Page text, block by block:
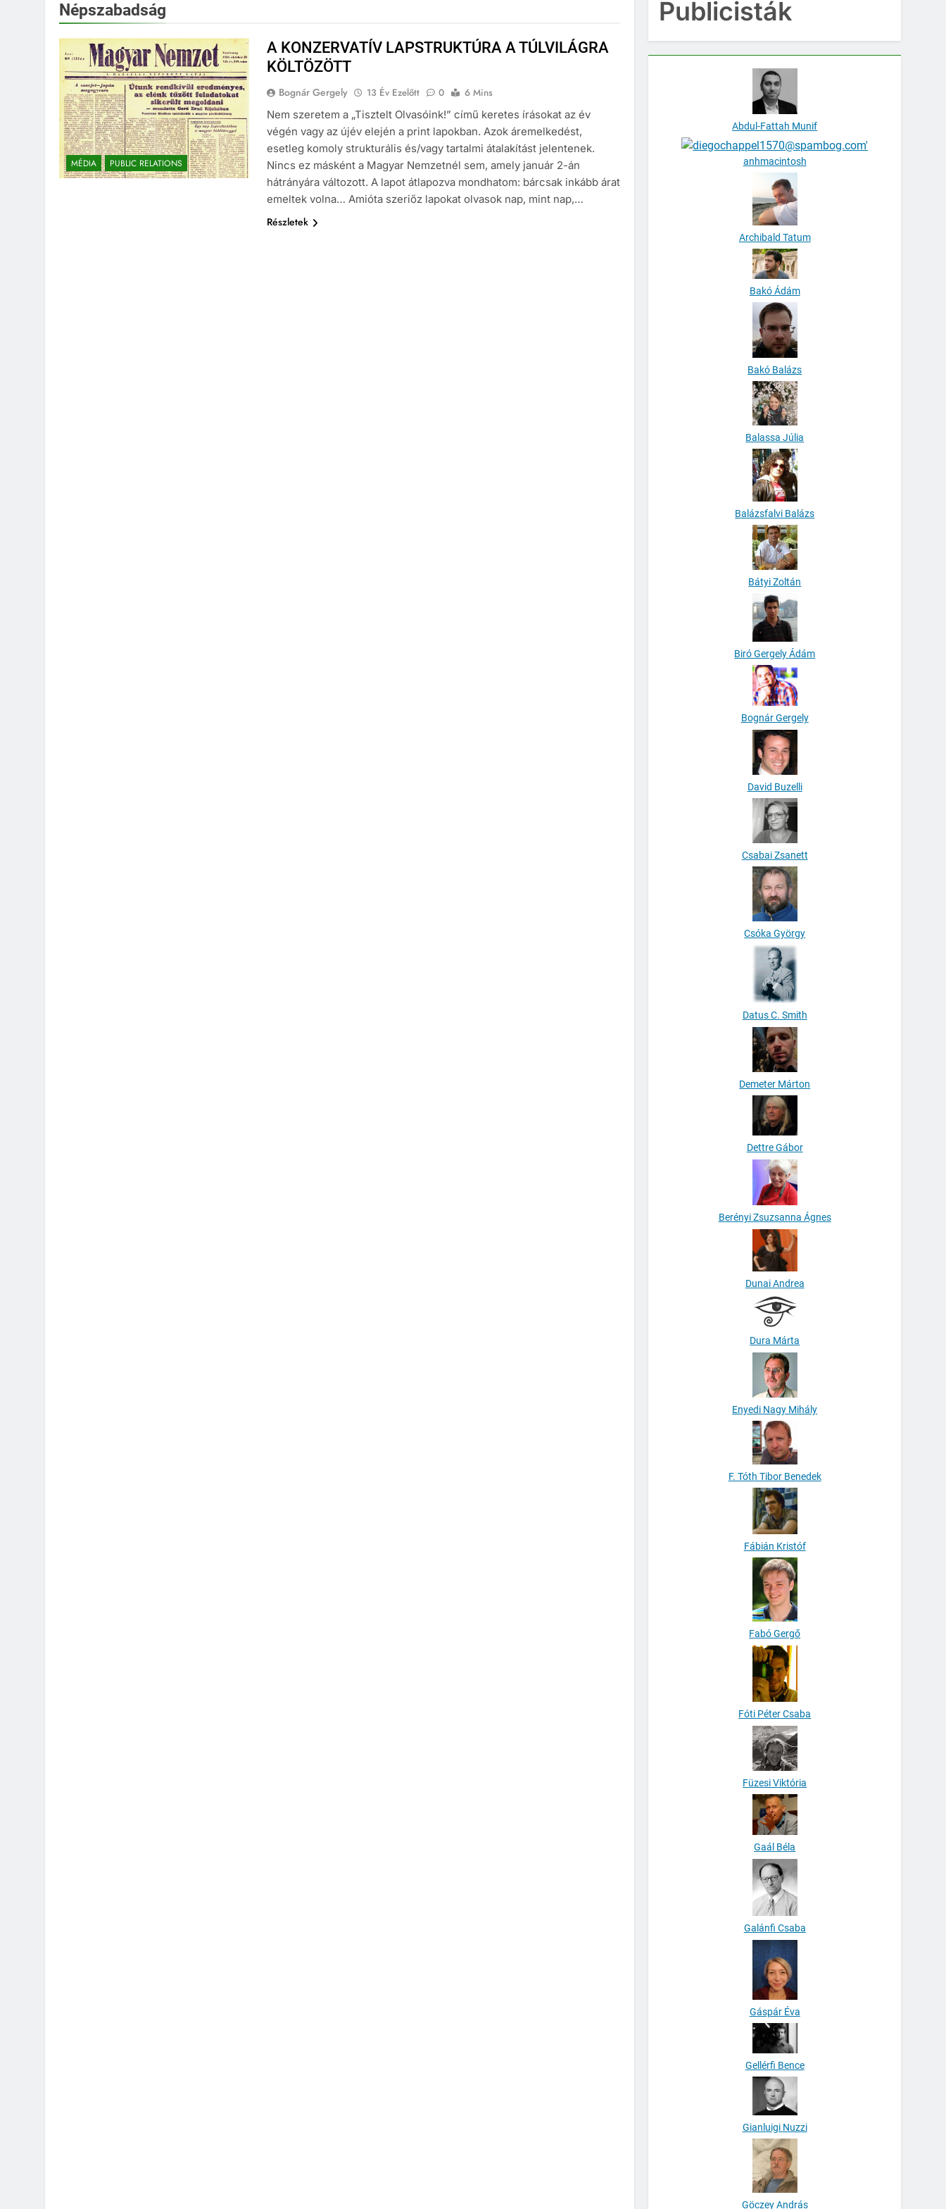
Népszabadság
MÉDIA PUBLIC RELATIONS
A KONZERVATÍV LAPSTRUKTÚRA A TÚLVILÁGRA
KÖLTÖZÖTT
Bognár Gergely 13 Év Ezelőtt 0
6 Mins
Nem szeretem a „Tisztelt Olvasóink!” című keretes írásokat az év
végén vagy az újév elején a print lapokban. Azok áremelkedést,
esetleg komoly strukturális és/vagy tartalmi átalakítást jelentenek.
Nincs ez másként a Magyar Nemzetnél sem, amely január 2-án
hátrányára változott. A lapot átlapozva mondhatom: bárcsak inkább árat
emeltek volna… Amióta szeriőz lapokat olvasok nap, mint nap,…
Részletek
Publicisták
Abdul-Fattah Munif
anhmacintosh
Archibald Tatum
Bakó Ádám
Bakó Balázs
Balassa Júlia
Balázsfalvi Balázs
Bátyi Zoltán
Biró Gergely Ádám
Bognár Gergely
David Buzelli
Csabai Zsanett
Csóka György
Datus C. Smith
Demeter Márton
Dettre Gábor
Berényi Zsuzsanna Ágnes
Dunai Andrea
Dura Márta
Enyedi Nagy Mihály
F. Tóth Tibor Benedek
Fábián Kristóf
Fabó Gergő
Fóti Péter Csaba
Füzesi Viktória
Gaál Béla
Galánfi Csaba
Gáspár Éva
Gellérfi Bence
Gianluigi Nuzzi